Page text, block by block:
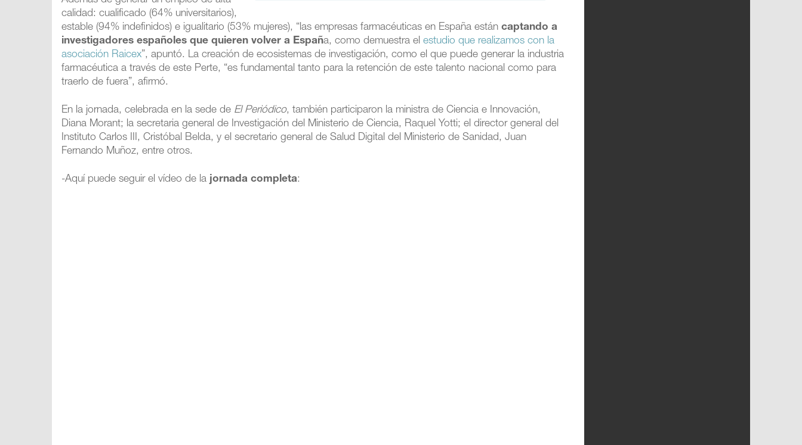
calidad: cualificado (64% universitarios),
estable (94% indefinidos) e igualitario (53% mujeres), “las empresas farmacéuticas en España estáncaptando a
investigadores españoles que quieren volver a España, como demuestra elestudio que realizamos con la
asociación Raicex”, apuntó. La creación de ecosistemas de investigación, como el que puede generar la industria
farmacéutica a través de este Perte, “es fundamental tanto para la retención de este talento nacional como para
traerlo de fuera”, afirmó.
En la jornada, celebrada en la sede de El Periódico, también participaron la ministra de Ciencia e Innovación,
Diana Morant; la secretaria general de Investigación del Ministerio de Ciencia, Raquel Yotti; el director general del
Instituto Carlos III, Cristóbal Belda, y el secretario general de Salud Digital del Ministerio de Sanidad, Juan
Fernando Muñoz, entre otros.
-Aquí puede seguir el vídeo de la jornada completa: